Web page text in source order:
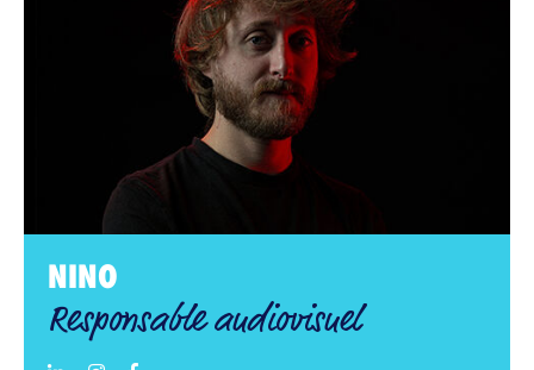
NINO
Responsable audiovisuel